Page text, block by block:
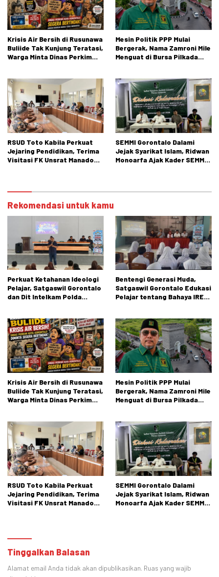
Krisis Air Bersih di Rusunawa
Buliide Tak Kunjung Teratasi,
Warga Minta Dinas Perkim
Mesin Politik PPP Mulai
Bergerak, Nama Zamroni Mile
Menguat di Bursa Pilkada
RSUD Toto Kabila Perkuat
Jejaring Pendidikan, Terima
Visitasi FK Unsrat Manado
SEMMI Gorontalo Dalami
Jejak Syarikat Islam, Ridwan
Monoarfa Ajak Kader SEMMI
Rekomendasi untuk kamu
Perkuat Ketahanan Ideologi
Pelajar, Satgaswil Gorontalo
dan Dit Intelkam Polda
Negeri 1 Kabila
Bentengi Generasi Muda,
Satgaswil Gorontalo Edukasi
Pelajar tentang Bahaya IRET,
Krisis Air Bersih di Rusunawa
Buliide Tak Kunjung Teratasi,
Warga Minta Dinas Perkim
Mesin Politik PPP Mulai
Bergerak, Nama Zamroni Mile
Menguat di Bursa Pilkada
RSUD Toto Kabila Perkuat
Jejaring Pendidikan, Terima
Visitasi FK Unsrat Manado
SEMMI Gorontalo Dalami
Jejak Syarikat Islam, Ridwan
Monoarfa Ajak Kader SEMMI
Tinggalkan Balasan
Alamat email Anda tidak akan dipublikasikan. Ruas yang wajib